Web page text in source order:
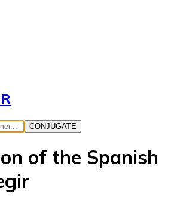
CONJUGATE
of the Spanish